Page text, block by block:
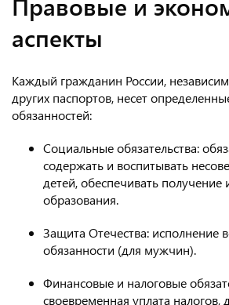
Правовые и
аспекты
Каждый гражданин России,
других паспортов, несет
обязанностей:
Социальные обязательства:
содержать и воспитывать
детей, обеспечивать
образования.
Защита Отечества: исполнение
обязанности (для мужчин).
Финансовые и налоговые
своевременная уплата налогов,